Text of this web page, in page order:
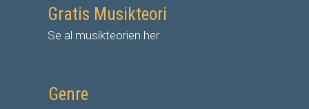
Gratis Musikteori
Se al musikteorien her
Genre